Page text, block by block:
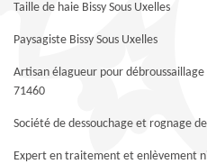
Taille de haie Bissy Sous Uxelles
Paysagiste Bissy Sous Uxelles
Artisan élagueur pour débroussaillage
71460
Société de dessouchage et rognage
Expert en traitement et enlèvement